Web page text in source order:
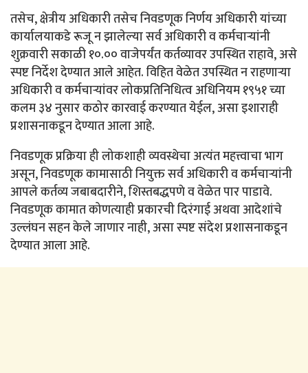
तसेच, क्षेत्रीय अधिकारी तसेच निवडणूक निर्णय अधिकारी यांच्या
कार्यालयाकडे रूजू न झालेल्या सर्व अधिकारी व कर्मचाऱ्यांनी
शुक्रवारी सकाळी १०.०० वाजेपर्यंत कर्तव्यावर उपस्थित राहावे, असे
स्पष्ट निर्देश देण्यात आले आहेत. विहित वेळेत उपस्थित न राहणाऱ्या
अधिकारी व कर्मचाऱ्यांवर लोकप्रतिनिधित्व अधिनियम १९५१ च्या
कलम ३४ नुसार कठोर कारवाई करण्यात येईल, असा इशाराही
प्रशासनाकडून देण्यात आला आहे.
निवडणूक प्रक्रिया ही लोकशाही व्यवस्थेचा अत्यंत महत्त्वाचा भाग
असून, निवडणूक कामासाठी नियुक्त सर्व अधिकारी व कर्मचाऱ्यांनी
आपले कर्तव्य जबाबदारीने, शिस्तबद्धपणे व वेळेत पार पाडावे.
निवडणूक कामात कोणत्याही प्रकारची दिरंगाई अथवा आदेशांचे
उल्लंघन सहन केले जाणार नाही, असा स्पष्ट संदेश प्रशासनाकडून
देण्यात आला आहे.